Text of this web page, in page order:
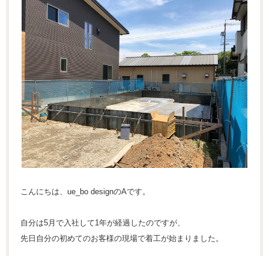
こんにちは、ue_bo designのAです。
自分は5月で入社して1年が経過したのですが、
先日自分の初めてのお客様の現場で着工が始まりました。